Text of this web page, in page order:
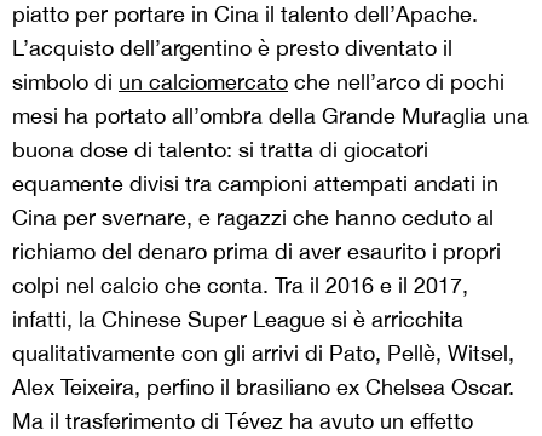
piatto per portare in Cina il talento dell’Apache.
L’acquisto dell’argentino è presto diventato il
simbolo di un calciomercato che nell’arco di pochi
mesi ha portato all’ombra della Grande Muraglia una
buona dose di talento: si tratta di giocatori
equamente divisi tra campioni attempati andati in
Cina per svernare, e ragazzi che hanno ceduto al
richiamo del denaro prima di aver esaurito i propri
colpi nel calcio che conta. Tra il 2016 e il 2017,
infatti, la Chinese Super League si è arricchita
qualitativamente con gli arrivi di Pato, Pellè, Witsel,
Alex Teixeira, perfino il brasiliano ex Chelsea Oscar.
Ma il trasferimento di Tévez ha avuto un effetto